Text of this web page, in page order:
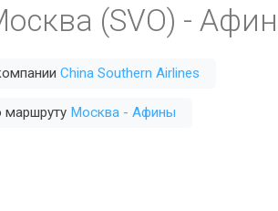
(SVO) -
China Southern Airlines
маршруту Москва - Афины